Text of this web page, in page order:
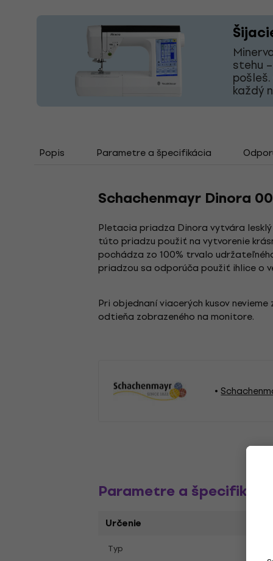
stehu
každý
Popis Parametre a špecifikácia
Schachenmayr Dinora
Pletacia priadza Dinora vytvára lesklý
túto priadzu použiť na vytvorenie
pochádza zo 100% trvalo
priadzou sa odporúča použiť ihlice o
Pri objednaní viacerých kusov
odtieňa zobrazeného na monitore.
Parametre a špecifikácia
Určenie
Typ